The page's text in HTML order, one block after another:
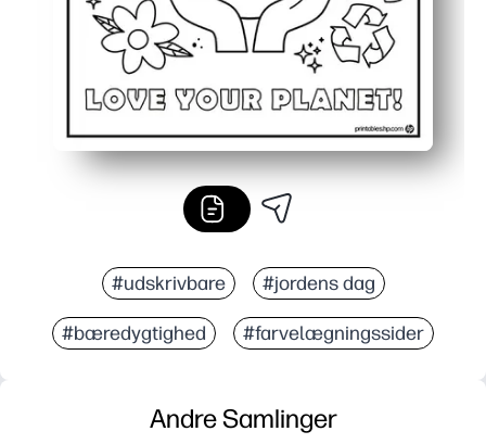
#udskrivbare #jordens dag
#bæredygtighed #farvelægningssider
Andre Samlinger